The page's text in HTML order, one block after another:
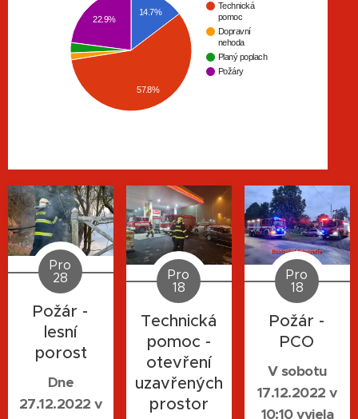
Technická
pomoc
Dopravní
nehoda
Planý poplach
Požáry
14.7%
22.9%
57.8%
Pro
28
Požár -
lesní
porost
Dne
27.12.2022 v
Pro
18
Technická
pomoc -
otevření
uzavřených
prostor
Pro
18
Požár -
PCO
V sobotu
17.12.2022 v
10:10 vyjela